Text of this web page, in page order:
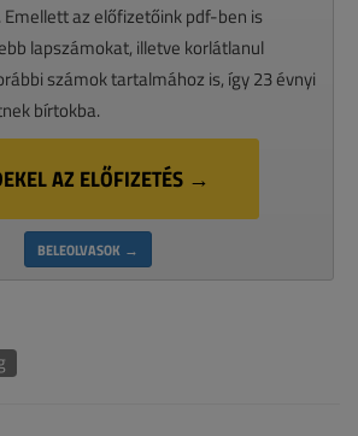
az előfizetőink pdf-ben is
lapszámokat, illetve korlátlanul
számok tartalmához is, így 23 évnyi
bírtokba.
AZ ELŐFIZETÉS →
BELEOLVASOK →